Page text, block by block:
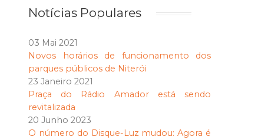
Notícias Populares
03 Mai 2021
Novos horários de funcionamento dos
parques públicos de Niterói
23 Janeiro 2021
Praça do Rádio Amador está sendo
revitalizada
20 Junho 2023
O número do Disque-Luz mudou: Agora é